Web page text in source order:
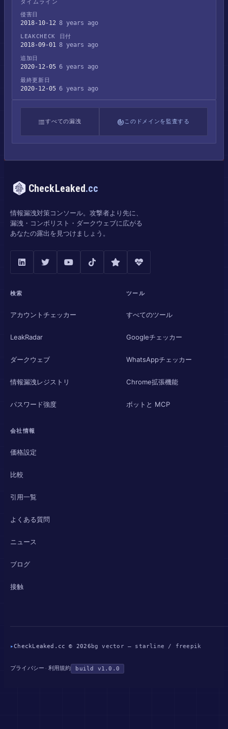
タイムライン
侵害日
2018-10-12 8 years ago
LEAKCHECK 日付
2018-09-01 8 years ago
追加日
2020-12-05 6 years ago
最終更新日
2020-12-05 6 years ago
すべての漏洩 このドメインを監査する
CheckLeaked.cc
情報漏洩対策コンソール。攻撃者より先に、
漏洩・コンボリスト・ダークウェブに広がる
あなたの露出を見つけましょう。
検索
アカウントチェッカー
LeakRadar
ダークウェブ
情報漏洩レジストリ
パスワード強度
ツール
すべてのツール
Googleチェッカー
WhatsAppチェッカー
Chrome拡張機能
ボットと MCP
会社情報
価格設定
比較
引用一覧
よくある質問
ニュース
ブログ
接触
▸CheckLeaked.cc © 2026 bg vector — starline / freepik
プライバシー · 利用規約 build v1.0.0